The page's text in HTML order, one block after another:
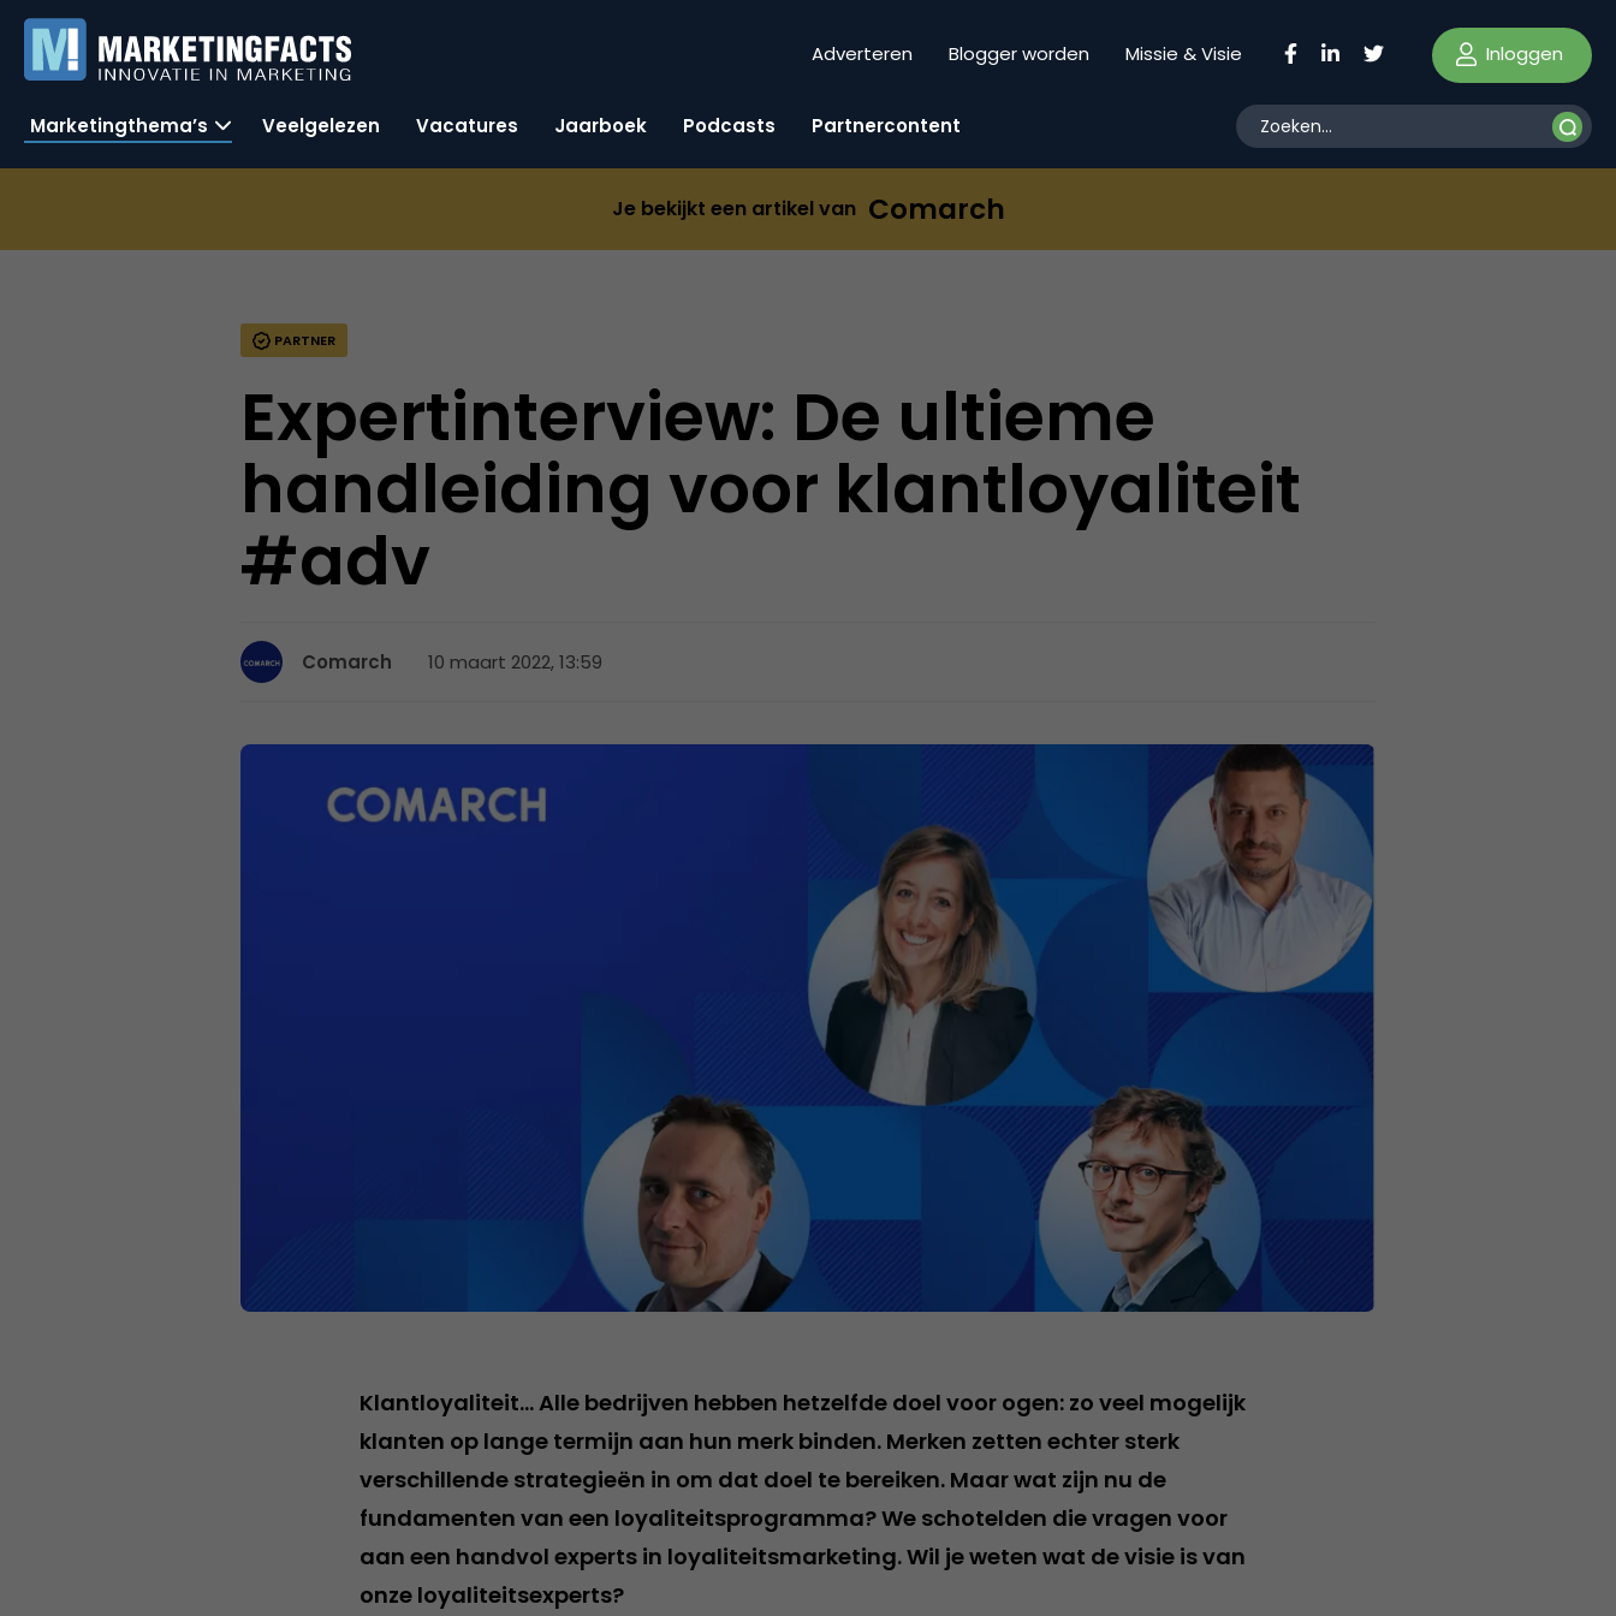
Adverteren Blogger worden Missie & Visie Inloggen
Marketingthema’s Veelgelezen Vacatures Jaarboek Podcasts Partnercontent
Je bekijkt een artikel van Comarch
PARTNER
Expertinterview: De ultieme
handleiding voor klantloyaliteit
#adv
Comarch 10 maart 2022, 13:59
Klantloyaliteit… Alle bedrijven hebben hetzelfde doel voor ogen: zo veel mogelijk
klanten op lange termijn aan hun merk binden. Merken zetten echter sterk
verschillende strategieën in om dat doel te bereiken. Maar wat zijn nu de
fundamenten van een loyaliteitsprogramma? We schotelden die vragen voor
aan een handvol experts in loyaliteitsmarketing. Wil je weten wat de visie is van
onze loyaliteitsexperts?